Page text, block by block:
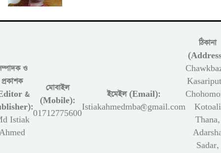
ও
প্রকাশক
&
Istiak
মোবাইল
(Mobile):
01712775600
ইমেইল (Email):
Istiakahmedmba@gmail.com
ঠিকানা
Kotoali
Thana,
Sadar,